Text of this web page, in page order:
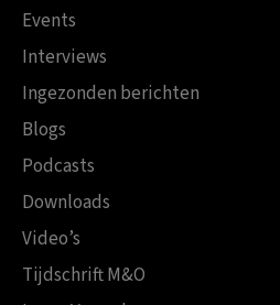
Events
Interviews
Ingezonden berichten
Blogs
Podcasts
Downloads
Video’s
Tijdschrift M&O